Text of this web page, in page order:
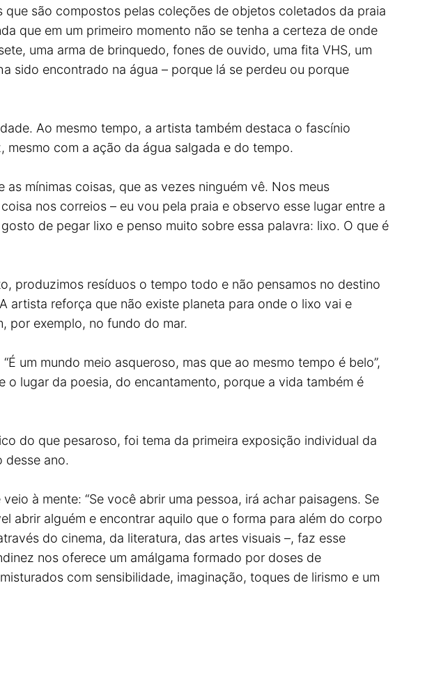
são compostos pelas coleções de objetos coletados da praia
que em um primeiro momento não se tenha a certeza de onde
uma arma de brinquedo, fones de ouvido, uma fita VHS, um
sido encontrado na água – porque lá se perdeu ou porque
Ao mesmo tempo, a artista também destaca o fascínio
com a ação da água salgada e do tempo.
mínimas coisas, que as vezes ninguém vê. Nos meus
nos correios – eu vou pela praia e observo esse lugar entre a
de pegar lixo e penso muito sobre essa palavra: lixo. O que é
produzimos resíduos o tempo todo e não pensamos no destino
artista reforça que não existe planeta para onde o lixo vai e
por exemplo, no fundo do mar.
um mundo meio asqueroso, mas que ao mesmo tempo é belo”,
o lugar da poesia, do encantamento, porque a vida também é
do que pesaroso, foi tema da primeira exposição individual da
desse ano.
à mente: “Se você abrir uma pessoa, irá achar paisagens. Se
abrir alguém e encontrar aquilo que o forma para além do corpo
do cinema, da literatura, das artes visuais –, faz esse
nos oferece um amálgama formado por doses de
com sensibilidade, imaginação, toques de lirismo e um